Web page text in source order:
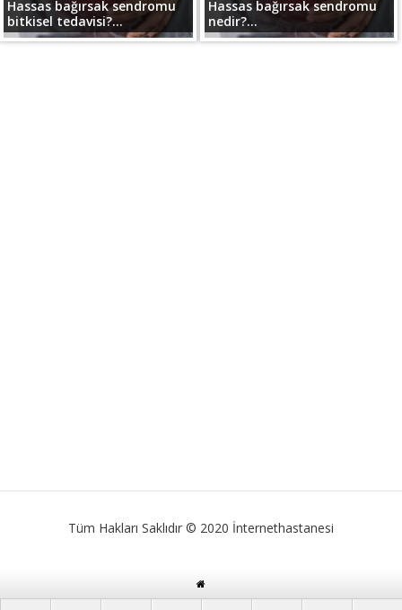
Hassas bağırsak sendromu
bitkisel tedavisi?...
Hassas bağırsak sendromu
nedir?...
Tüm Hakları Saklıdır © 2020 İnternethastanesi